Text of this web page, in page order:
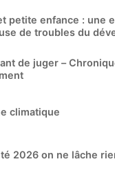
petite enfance : une
de troubles du
de juger –
climatique
2026 on ne lâche